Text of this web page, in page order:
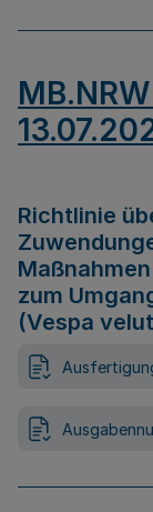
Richtlinie
zum
(Vespa